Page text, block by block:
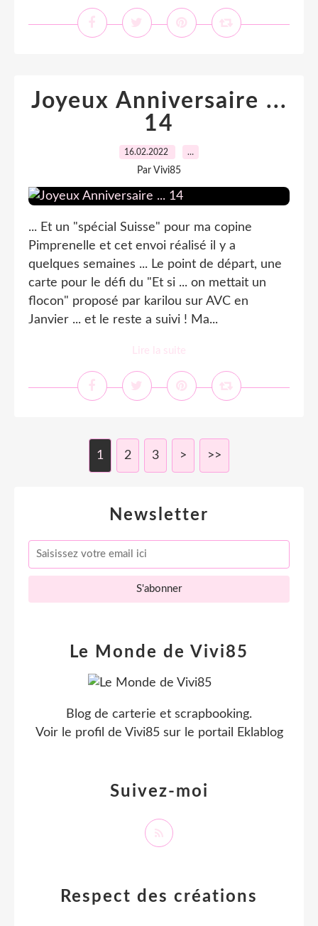
Joyeux Anniversaire ...
14
16.02.2022 …
Par Vivi85
... Et un "spécial Suisse" pour ma copine
Pimprenelle et cet envoi réalisé il y a
quelques semaines ... Le point de départ, une
carte pour le défi du "Et si ... on mettait un
flocon" proposé par karilou sur AVC en
Janvier ... et le reste a suivi ! Ma...
Lire la suite
1 2 3 > >>
Newsletter
Le Monde de Vivi85
Blog de carterie et scrapbooking.
Voir le profil de Vivi85sur le portail Eklablog
Suivez-moi
Respect des créations